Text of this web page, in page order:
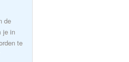
de
je in
te